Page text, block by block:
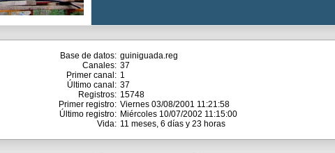
Base de datos:
Canales:
Primer canal:
Último canal:
Registros:
Primer registro:
Último registro:
Vida:
guiniguada.reg
37
1
37
15748
Viernes 03/08/2001 11:21:58
Miércoles 10/07/2002 11:15:00
11 meses, 6 días y 23 horas